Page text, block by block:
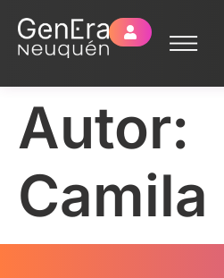
Autor:
Camila